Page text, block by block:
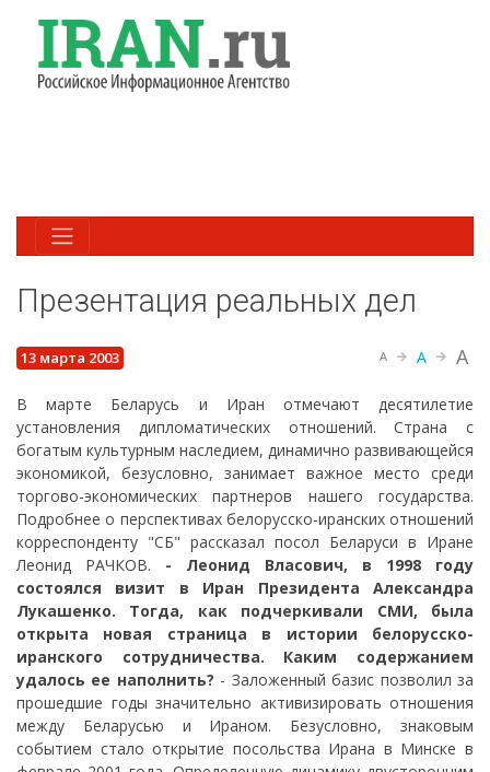
Презентация реальных дел
13 марта 2003 A A A
В марте Беларусь и Иран отмечают десятилетие
установления дипломатических отношений. Страна с
богатым культурным наследием, динамично развивающейся
экономикой, безусловно, занимает важное место среди
торгово-экономических партнеров нашего государства.
Подробнее о перспективах белорусско-иранских отношений
корреспонденту "СБ" рассказал посол Беларуси в Иране
Леонид РАЧКОВ. - Леонид Власович, в 1998 году
состоялся визит в Иран Президента Александра
Лукашенко. Тогда, как подчеркивали СМИ, была
открыта новая страница в истории белорусско-
иранского сотрудничества. Каким содержанием
удалось ее наполнить? - Заложенный базис позволил за
прошедшие годы значительно активизировать отношения
между Беларусью и Ираном. Безусловно, знаковым
событием стало открытие посольства Ирана в Минске в